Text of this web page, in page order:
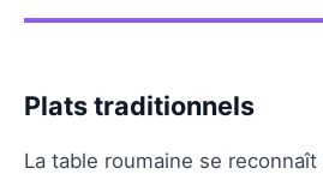
Plats traditionnels
La table roumaine se